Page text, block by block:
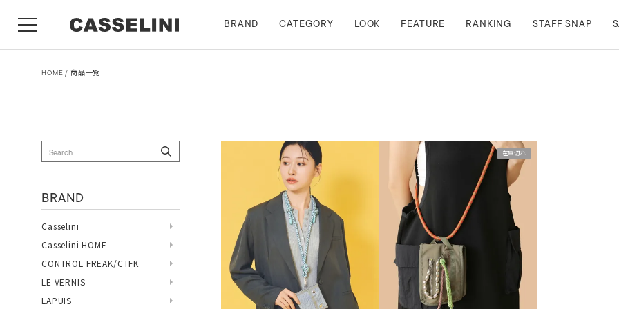
BRAND CATEGORY LOOK FEATURE RANKING STAFF SNAP
HOME 商品一覧
在庫切れ
BRAND
Casselini
Casselini HOME
CONTROL FREAK/CTFK
LE VERNIS
LAPUIS